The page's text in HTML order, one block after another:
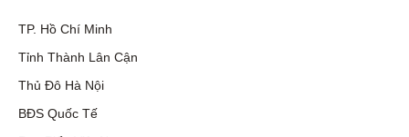
TP. Hồ Chí Minh
Tỉnh Thành Lân Cận
Thủ Đô Hà Nội
BĐS Quốc Tế